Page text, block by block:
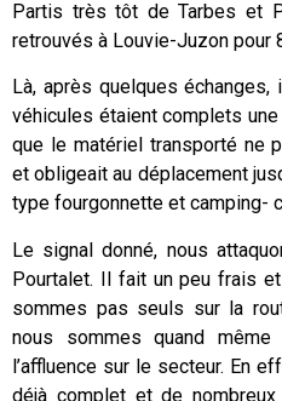
Partis très tôt de Tarbes et
retrouvés à Louvie-Juzon pour
Là, après quelques
véhicules étaient complets
que le matériel transporté ne
et obligeait au déplacement
type fourgonnette et camping-
Le signal donné, nous
Pourtalet. Il fait un peu frais
sommes pas seuls sur la
nous sommes quand
l’affluence sur le secteur. En
déjà complet et de